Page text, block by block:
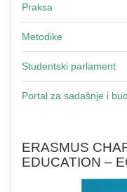
Praksa
Metodike
Studentski parlament
Portal za sadašnje i
ERASMUS
EDUCATION –